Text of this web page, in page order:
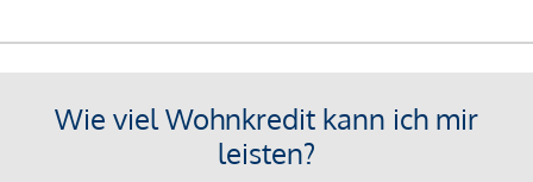
Wie viel Wohnkredit kann ich mir
leisten?